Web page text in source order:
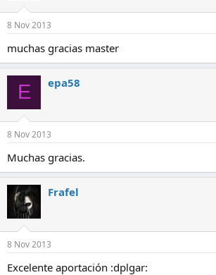
8 Nov 2013
muchas gracias master
E epa58
8 Nov 2013
Muchas gracias.
Frafel
8 Nov 2013
Excelente aportación :dplgar: